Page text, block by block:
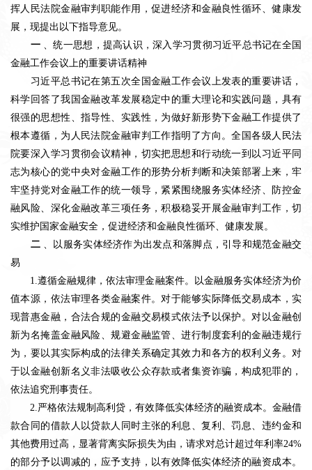
挥人民法院金融审判职能作用，促进经济和金融良性循环、健康发
展，现提出以下指导意见。
一 、统一思想，提高认识，深入学习贯彻习近平总书记在全国
金融工作会议上的重要讲话精神
习近平总书记在第五次全国金融工作会议上发表的重要讲话，
科学回答了我国金融改革发展稳定中的重大理论和实践问题，具有
很强的思想性、指导性、实践性，为做好新形势下金融工作提供了
根本遵循，为人民法院金融审判工作指明了方向。全国各级人民法
院要深入学习贯彻会议精神，切实把思想和行动统一到以习近平同
志为核心的党中央对金融工作的形势分析判断和决策部署上来，牢
牢坚持党对金融工作的统一领导，紧紧围绕服务实体经济、防控金
融风险、深化金融改革三项任务，积极稳妥开展金融审判工作，切
实维护国家金融安全，促进经济和金融良性循环、健康发展。
二 、以服务实体经济作为出发点和落脚点，引导和规范金融交
易
1.遵循金融规律，依法审理金融案件。以金融服务实体经济为价
值本源，依法审理各类金融案件。对于能够实际降低交易成本，实
现普惠金融，合法合规的金融交易模式依法予以保护。对以金融创
新为名掩盖金融风险、规避金融监管、进行制度套利的金融违规行
为，要以其实际构成的法律关系确定其效力和各方的权利义务。对
于以金融创新名义非法吸收公众存款或者集资诈骗，构成犯罪的，
依法追究刑事责任。
2.严格依法规制高利贷，有效降低实体经济的融资成本。金融借
款合同的借款人以贷款人同时主张的利息、复利、罚息、违约金和
其他费用过高，显著背离实际损失为由，请求对总计超过年利率24%
的部分予以调减的，应予支持，以有效降低实体经济的融资成本。